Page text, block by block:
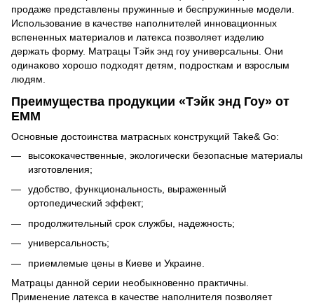
продаже представлены пружинные и беспружинные модели.
Использование в качестве наполнителей инновационных
вспененных материалов и латекса позволяет изделию
держать форму. Матрацы Тэйк энд гоу универсальны. Они
одинаково хорошо подходят детям, подросткам и взрослым
людям.
Преимущества продукции «Тэйк энд Гоу» от
ЕММ
Основные достоинства матрасных конструкций Take& Go:
высококачественные, экологически безопасные материалы
изготовления;
удобство, функциональность, выраженный
ортопедический эффект;
продолжительный срок службы, надежность;
универсальность;
приемлемые цены в Киеве и Украине.
Матрацы данной серии необыкновенно практичны.
Применение латекса в качестве наполнителя позволяет